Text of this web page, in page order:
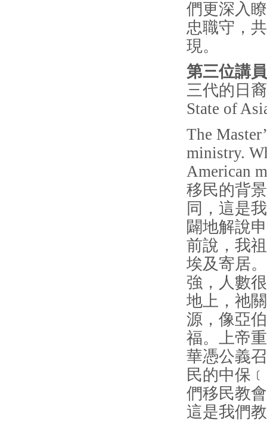
們更深入
忠職守，
現。
第三位講
三代的日
State of
The
ministry.
American
移民的背
同，這是
闢地解說
前說，我
埃及寄居
強，人數
地上，祂
源，像亞
福。上帝
華憑公義
民的中保
們移民教
這是我